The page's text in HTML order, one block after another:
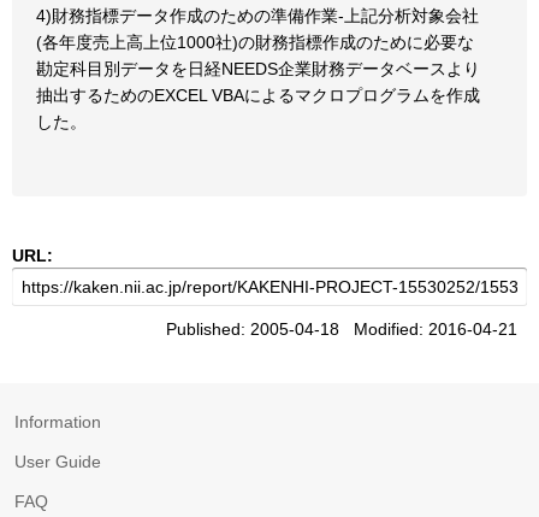
4)財務指標データ作成のための準備作業-上記分析対象会社
(各年度売上高上位1000社)の財務指標作成のために必要な
勘定科目別データを日経NEEDS企業財務データベースより
抽出するためのEXCEL VBAによるマクロプログラムを作成
した。
URL:
Published: 2005-04-18 Modified: 2016-04-21
Information
User Guide
FAQ